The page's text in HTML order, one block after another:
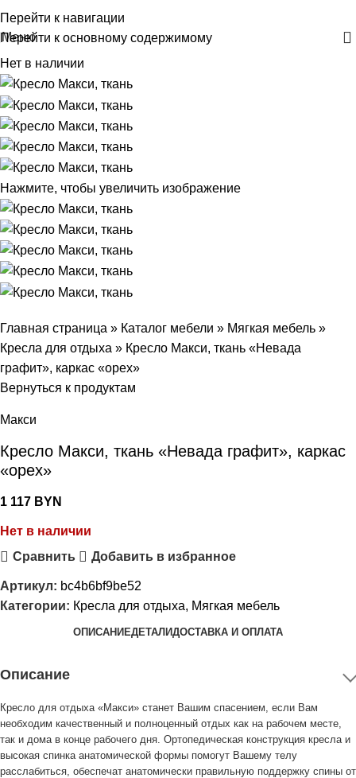
Перейти к навигации
Перейти к основному содержимому
Меню
Нет в наличии
Нажмите, чтобы увеличить изображение
Главная страница » Каталог мебели » Мягкая мебель »
Кресла для отдыха » Кресло Макси, ткань «Невада
графит», каркас «орех»
Вернуться к продуктам
Макси
Кресло Макси, ткань «Невада графит», каркас
«орех»
1 117 BYN
Нет в наличии
Сравнить
Добавить в избранное
Артикул: bc4b6bf9be52
Категории: Кресла для отдыха, Мягкая мебель
ОПИСАНИЕДЕТАЛИДОСТАВКА И ОПЛАТА
Описание
Кресло для отдыха «Макси» станет Вашим спасением, если Вам
необходим качественный и полноценный отдых как на рабочем месте,
так и дома в конце рабочего дня. Ортопедическая конструкция кресла и
высокая спинка анатомической формы помогут Вашему телу
расслабиться, обеспечат анатомически правильную поддержку спины от